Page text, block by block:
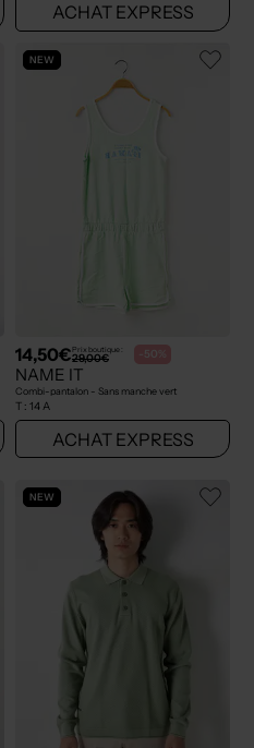
ACHAT EXPRESS
NEW
14,50€Prix boutique :
29,00€ -50%
NAME IT
Combi-pantalon - Sans manche vert
T : 14 A
ACHAT EXPRESS
NEW